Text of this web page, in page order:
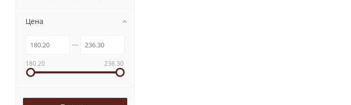
Цена
180.20 236.30